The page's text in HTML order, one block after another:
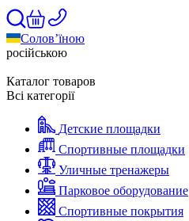
Солов’їною
російською
Каталог товаров
Всі категорії
Детские площадки
Спортивные площадки
Уличные тренажеры
Парковое оборудование
Спортивные покрытия